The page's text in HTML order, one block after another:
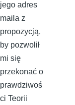
jego adres
maila z
propozycją,
by pozwolił
mi się
przekonać o
prawdziwoś
ci Teorii